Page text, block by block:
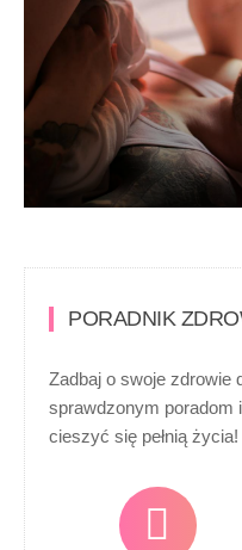
PORADNIK
Zadbaj o swoje zdrowie
sprawdzonym poradom
cieszyć się pełnią życia!